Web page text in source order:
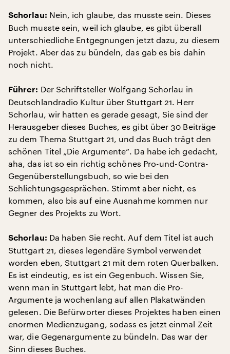
Schorlau: Nein, ich glaube, das musste sein. Dieses
Buch musste sein, weil ich glaube, es gibt überall
unterschiedliche Entgegnungen jetzt dazu, zu diesem
Projekt. Aber das zu bündeln, das gab es bis dahin
noch nicht.
Führer: Der Schriftsteller Wolfgang Schorlau in
Deutschlandradio Kultur über Stuttgart 21. Herr
Schorlau, wir hatten es gerade gesagt, Sie sind der
Herausgeber dieses Buches, es gibt über 30 Beiträge
zu dem Thema Stuttgart 21, und das Buch trägt den
schönen Titel „Die Argumente“. Da habe ich gedacht,
aha, das ist so ein richtig schönes Pro-und-Contra-
Gegenüberstellungsbuch, so wie bei den
Schlichtungsgesprächen. Stimmt aber nicht, es
kommen, also bis auf eine Ausnahme kommen nur
Gegner des Projekts zu Wort.
Schorlau: Da haben Sie recht. Auf dem Titel ist auch
Stuttgart 21, dieses legendäre Symbol verwendet
worden eben, Stuttgart 21 mit dem roten Querbalken.
Es ist eindeutig, es ist ein Gegenbuch. Wissen Sie,
wenn man in Stuttgart lebt, hat man die Pro-
Argumente ja wochenlang auf allen Plakatwänden
gelesen. Die Befürworter dieses Projektes haben einen
enormen Medienzugang, sodass es jetzt einmal Zeit
war, die Gegenargumente zu bündeln. Das war der
Sinn dieses Buches.